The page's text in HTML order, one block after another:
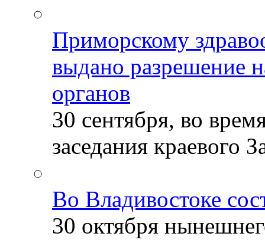
Приморскому
выдано разрешение
органов
30 сентября, во
заседания краевого
Во Владивостоке
30 октября